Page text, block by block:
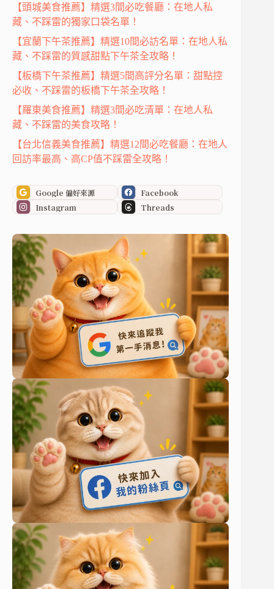
【頭城美食推薦】精選3間必吃餐廳：在地人私
藏、不踩雷的獨家口袋名單！
【宜蘭下午茶推薦】精選10間必訪名單：在地人私
藏、不踩雷的質感甜點下午茶全攻略！
【板橋下午茶推薦】精選5間高評分名單：甜點控
必收、不踩雷的板橋下午茶全攻略！
【羅東美食推薦】精選3間必吃清單：在地人私
藏、不踩雷的美食攻略！
【台北信義美食推薦】精選12間必吃餐廳：在地人
回訪率最高、高CP值不踩雷全攻略！
Google 偏好來源
Facebook
Instagram
Threads